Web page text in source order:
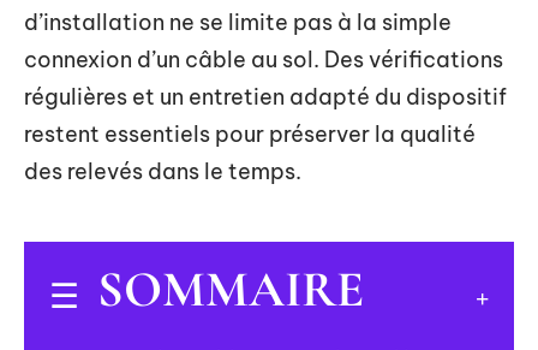
d’installation ne se limite pas à la simple
connexion d’un câble au sol. Des vérifications
régulières et un entretien adapté du dispositif
restent essentiels pour préserver la qualité
des relevés dans le temps.
SOMMAIRE